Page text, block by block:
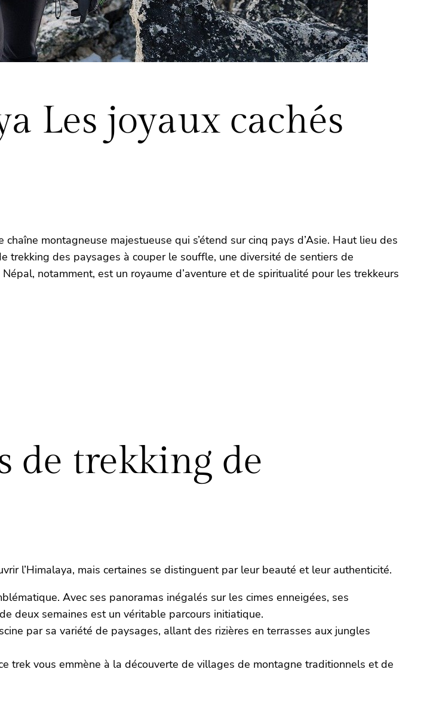
Les joyaux cachés
montagneuse majestueuse qui s’étend sur cinq pays d’Asie. Haut lieu des
trekking des paysages à couper le souffle, une diversité de sentiers de
notamment, est un royaume d’aventure et de spiritualité pour les trekkeurs
de trekking de
l’Himalaya, mais certaines se distinguent par leur beauté et leur authenticité.
Avec ses panoramas inégalés sur les cimes enneigées, ses
deux semaines est un véritable parcours initiatique.
par sa variété de paysages, allant des rizières en terrasses aux jungles
trek vous emmène à la découverte de villages de montagne traditionnels et de